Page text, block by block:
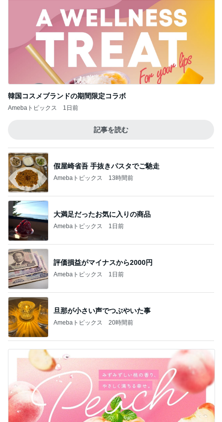
韓国コスメブランドの期間限定コラボ
Amebaトピックス 1日前
記事を読む
假屋崎省吾 手抜きパスタでご馳走
Amebaトピックス 13時間前
大満足だったお気に入りの商品
Amebaトピックス 1日前
評価損益がマイナスから2000円
Amebaトピックス 1日前
旦那が小さい声でつぶやいた事
Amebaトピックス 20時間前